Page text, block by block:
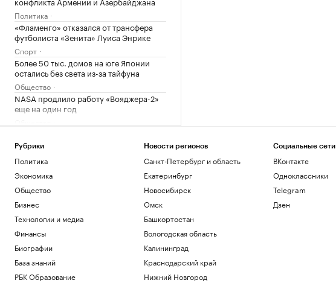
Политика
«Фламенго» отказался от трансфера
футболиста «Зенита» Луиса Энрике
Спорт
Более 50 тыс. домов на юге Японии
остались без света из-за тайфуна
Общество
NASA продлило работу «Вояджера-2»
еще на один год
ловушке из-за войны и памятников
Политика
атрибутов престижа? Проверьте себя
FT узнала об «убежище от
апокалипсиса» в Аргентине для IT-
миллиардеров
Общество
Как Петербургская биржа влияет на
бизнес и экономику
РБК и Петербургская Биржа
Рубрики
Политика
Экономика
Общество
Бизнес
Технологии и медиа
Финансы
Биографии
База знаний
РБК Образование
Новости регионов
Санкт-Петербург и область
Екатеринбург
Новосибирск
Омск
Башкортостан
Вологодская область
Калининград
Краснодарский край
Нижний Новгород
Социальные сети
ВКонтакте
Одноклассники
Telegram
Дзен